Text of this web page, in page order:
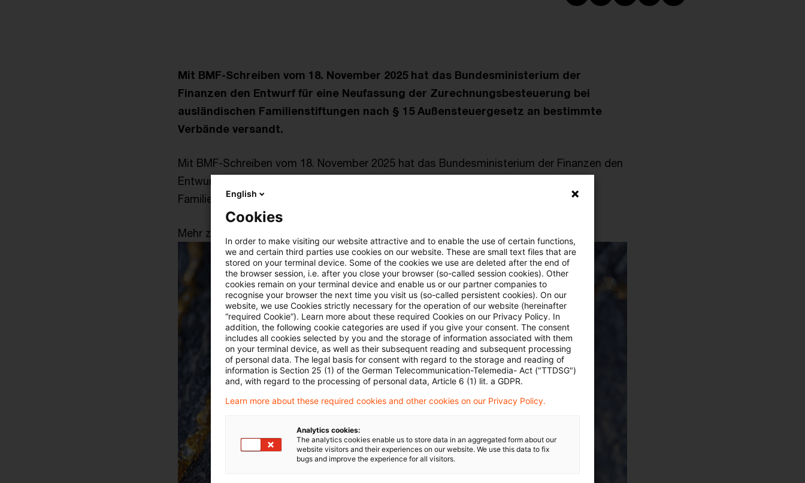
Mit BMF-Schreiben vom 18. November 2025 hat das Bundesministerium der
Finanzen den Entwurf für eine Neufassung der Zurechnungsbesteuerung bei
ausländischen Familienstiftungen nach § 15 Außensteuergesetz an bestimmte
Verbände versandt.
Mit BMF-Schreiben vom 18. November 2025 hat das Bundesministerium der Finanzen den
Entwurf für eine Neufassung der Zurechnungsbesteuerung bei ausländischen
Familienstiftungen nach § 15 Außensteuergesetz an bestimmte Verbände versandt.
Mehr zum Thema finden Sie
English
Cookies
In order to make visiting our website attractive and to enable the use of certain functions,
we and certain third parties use cookies on our website. These are small text files that are
stored on your terminal device. Some of the cookies we use are deleted after the end of
the browser session, i.e. after you close your browser (so-called session cookies). Other
cookies remain on your terminal device and enable us or our partner companies to
recognise your browser the next time you visit us (so-called persistent cookies). On our
website, we use Cookies strictly necessary for the operation of our website (hereinafter
“required Cookie”). Learn more about these required Cookies on our Privacy Policy. In
addition, the following cookie categories are used if you give your consent. The consent
includes all cookies selected by you and the storage of information associated with them
on your terminal device, as well as their subsequent reading and subsequent processing
of personal data. The legal basis for consent with regard to the storage and reading of
information is Section 25 (1) of the German Telecommunication-Telemedia- Act ("TTDSG")
and, with regard to the processing of personal data, Article 6 (1) lit. a GDPR.
Learn more about these required cookies and other cookies on our Privacy Policy.
Analytics cookies:
The analytics cookies enable us to store data in an aggregated form about our
website visitors and their experiences on our website. We use this data to fix
bugs and improve the experience for all visitors.